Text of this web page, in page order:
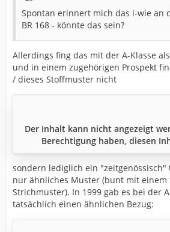
Spontan erinnert mich das i-wie an
BR 168 - könnte das sein?
Allerdings fing das mit der A-Klasse
und in einem zugehörigen Prospekt
/ dieses Stoffmuster nicht
Der Inhalt kann nicht angezeigt
Berechtigung haben, diesen
sondern lediglich ein "zeitgenössisch"
nur ähnliches Muster (bunt mit
Strichmuster). In 1999 gab es bei der
tatsächlich einen ähnlichen Bezug: